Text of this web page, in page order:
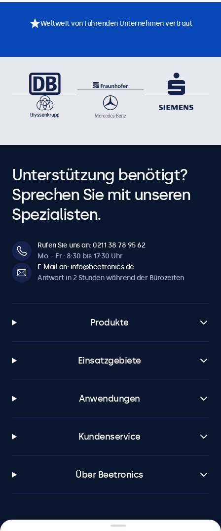
Weltweit von führenden Unternehmen vertraut
Unterstützung benötigt?
Sprechen Sie mit unseren
Spezialisten.
Rufen Sie uns an: 0211 38 78 95 62
Mo. - Fr.: 8:30 bis 17:30 Uhr
E-Mail an: info@beetronics.de
Antwort in 2 Stunden während der Bürozeiten
Produkte
Einsatzgebiete
Anwendungen
Kundenservice
Über Beetronics